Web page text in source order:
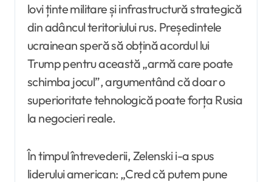
lovi ținte militare și infrastructură strategică
din adâncul teritoriului rus. Președintele
ucrainean speră să obțină acordul lui
Trump pentru această „armă care poate
schimba jocul”, argumentând că doar o
superioritate tehnologică poate forța Rusia
la negocieri reale.
În timpul întrevederii, Zelenski i-a spus
liderului american: „Cred că putem pune